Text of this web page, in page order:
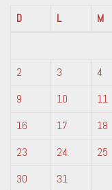
D
L M
2
3 4
9
10 11
16
17 18
23
24 25
30
31